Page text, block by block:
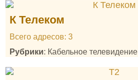
К Телеком
Всего адресов: 3
Рубрики: Кабельное телевидение